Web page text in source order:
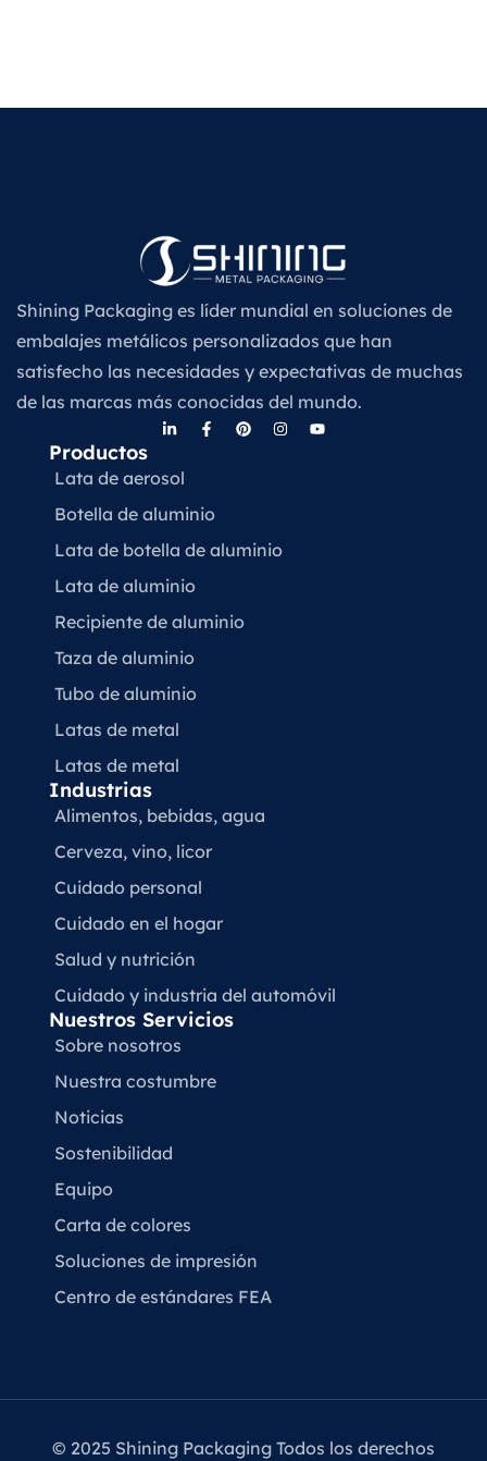
Shining Packaging es líder mundial en soluciones de
embalajes metálicos personalizados que han
satisfecho las necesidades y expectativas de muchas
de las marcas más conocidas del mundo.
Productos
Lata de aerosol
Botella de aluminio
Lata de botella de aluminio
Lata de aluminio
Recipiente de aluminio
Taza de aluminio
Tubo de aluminio
Latas de metal
Latas de metal
Industrias
Alimentos, bebidas, agua
Cerveza, vino, licor
Cuidado personal
Cuidado en el hogar
Salud y nutrición
Cuidado y industria del automóvil
Nuestros Servicios
Sobre nosotros
Nuestra costumbre
Noticias
Sostenibilidad
Equipo
Carta de colores
Soluciones de impresión
Centro de estándares FEA
© 2025 Shining Packaging Todos los derechos